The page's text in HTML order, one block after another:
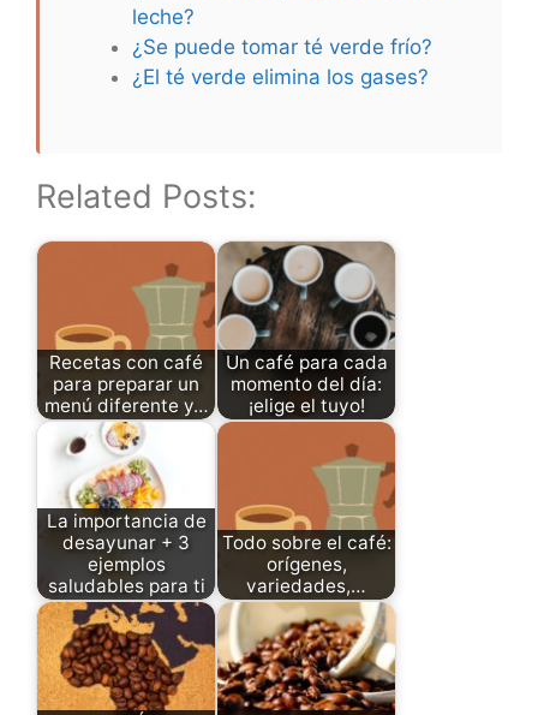
leche?
¿Se puede tomar té verde frío?
¿El té verde elimina los gases?
Related Posts:
Recetas con café
para preparar un
menú diferente y…
Un café para cada
momento del día:
¡elige el tuyo!
La importancia de
desayunar + 3
ejemplos
saludables para ti
Todo sobre el café:
orígenes,
variedades,…